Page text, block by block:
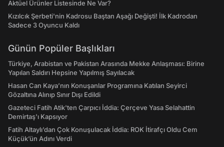
Aktüel Ürünler Listesinde Ne Var?
Kızılcık Şerbeti'nin Kadrosu Baştan Aşağı Değişti! İlk Kadrodan
Sadece 3 Oyuncu Kaldı
Günün Popüler Başlıkları
Türkiye, Arabistan ve Pakistan Arasında Mekke Anlaşması: Birine
Yapılan Saldırı Hepsine Yapılmış Sayılacak
Hasan Can Kaya’nın Konuşanlar Programına Katılan Seyirci
Gözaltına Alınıp Sınır Dışı Edildi
Gazeteci Fatih Atik'ten Çarpıcı İddia: Çerçeve Yasa Selahattin
Demirtaş'ı Kapsıyor
Fatih Altaylı’dan Çok Konuşulacak İddia: ROK İtirafçı Oldu Cem
Küçük’ün Adını Verdi